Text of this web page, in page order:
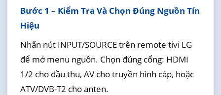
Bước 1 – Kiểm Tra Và Chọn Đúng Nguồn Tín
Hiệu
Nhấn nút INPUT/SOURCE trên remote tivi LG
để mở menu nguồn. Chọn đúng cổng: HDMI
1/2 cho đầu thu, AV cho truyền hình cáp, hoặc
ATV/DVB-T2 cho anten.